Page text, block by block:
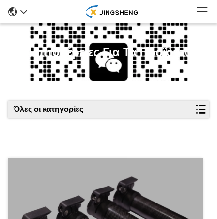
Λεπτομέρειες Για Τα Προϊόντα
Όλες οι κατηγορίες